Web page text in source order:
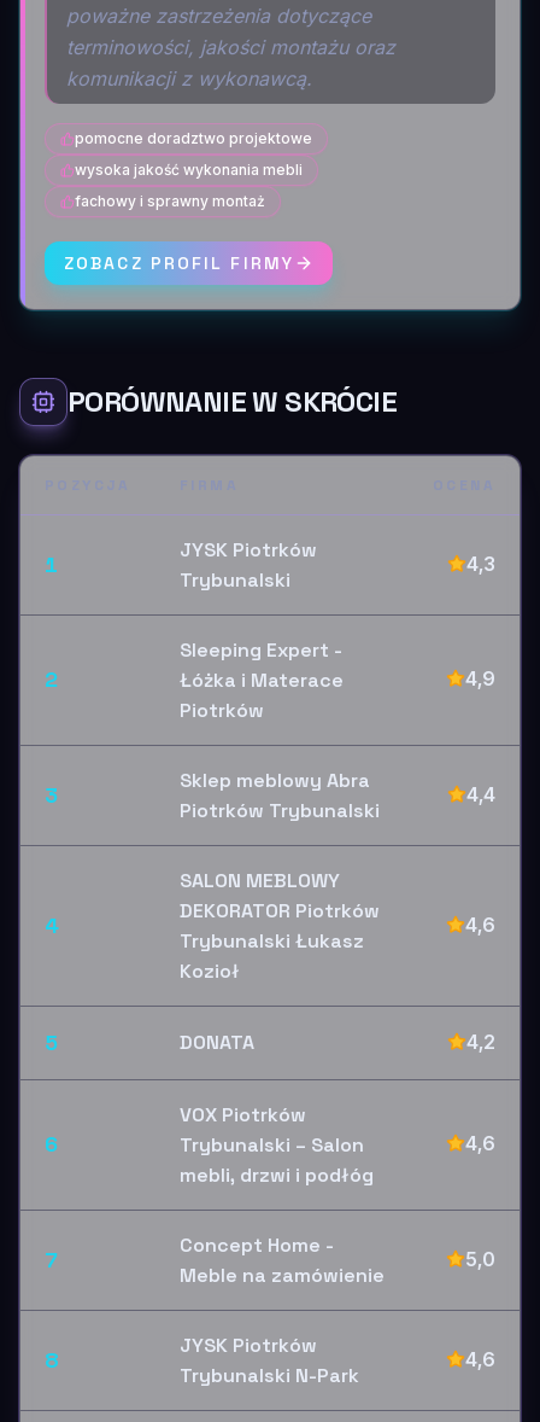
poważne zastrzeżenia dotyczące
terminowości, jakości montażu oraz
komunikacji z wykonawcą.
pomocne doradztwo projektowe
wysoka jakość wykonania mebli
fachowy i sprawny montaż
ZOBACZ PROFIL FIRMY
PORÓWNANIE W SKRÓCIE
1
JYSK Piotrków
Trybunalski
4,3
2
Sleeping Expert -
Łóżka i Materace
Piotrków
4,9
3
Sklep meblowy Abra
Piotrków Trybunalski
4,4
4
SALON MEBLOWY
DEKORATOR Piotrków
Trybunalski Łukasz
Kozioł
4,6
5 DONATA 4,2
6
VOX Piotrków
Trybunalski – Salon
mebli, drzwi i podłóg
4,6
7
Concept Home -
Meble na zamówienie
5,0
8
JYSK Piotrków
Trybunalski N-Park
4,6